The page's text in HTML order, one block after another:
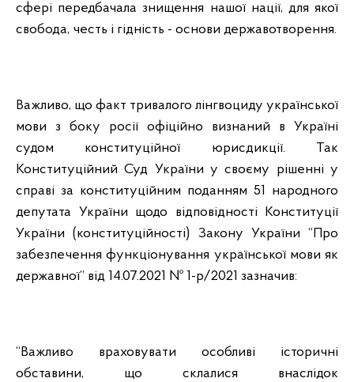
сфері передбачала знищення нашої нації, для якої
свобода, честь і гідність - основи державотворення.
Важливо, що факт тривалого лінгвоциду української
мови з боку росії офіційно визнаний в Україні
судом конституційної юрисдикції. Так
Конституційний Суд України у своєму рішенні у
справі за конституційним поданням 51 народного
депутата України щодо відповідності Конституції
України (конституційності) Закону України “Про
забезпечення функціонування української мови як
державної” від 14.07.2021 № 1-р/2021 зазначив:
“Важливо враховувати особливі історичні
обставини, що склалися внаслідок